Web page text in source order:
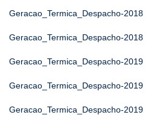
Geracao_Termica_Despacho-2018
Geracao_Termica_Despacho-2018
Geracao_Termica_Despacho-2019
Geracao_Termica_Despacho-2019
Geracao_Termica_Despacho-2019